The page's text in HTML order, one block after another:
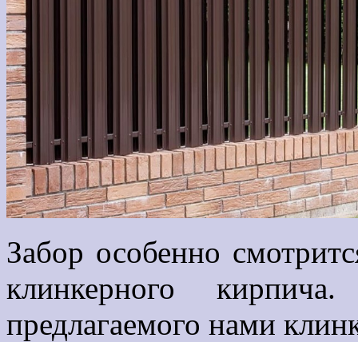
Забор особенно
клинкерного
предлагаемого нами